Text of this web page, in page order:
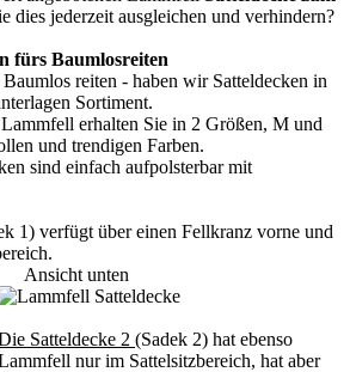
dies jederzeit ausgleichen und verhindern?
fürs Baumlosreiten
reiten - haben wir Satteldecken in
Sortiment.
erhalten Sie in 2 Größen, M und
und trendigen Farben.
sind einfach aufpolsterbar mit
1) verfügt über einen Fellkranz vorne und
unten
Satteldecke 2 (Sadek 2) hat ebenso
nur im Sattelsitzbereich, hat aber